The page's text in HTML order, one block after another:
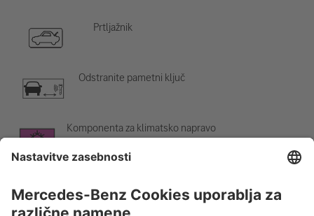
Prtljažnik
Odstranite pametni ključ
Komponenta za klimatsko napravo